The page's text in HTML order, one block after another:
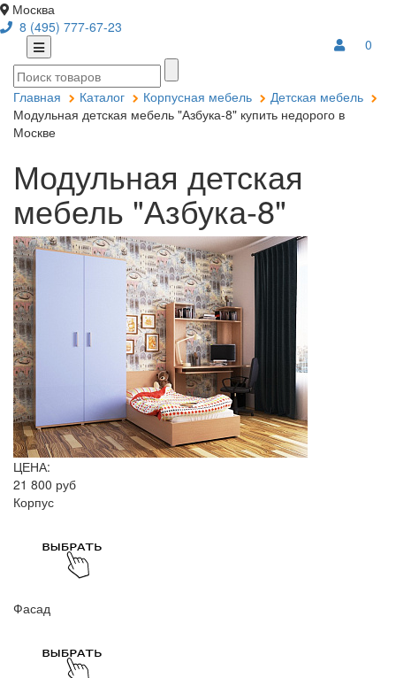
Москва
8 (495) 777-67-23
0
Главная Каталог Корпусная мебель
Детская мебель
Модульная детская мебель "Азбука-8" купить недорого в
Москве
Модульная детская
мебель "Азбука-8"
ЦЕНА:
21 800 руб
Корпус
Фасад